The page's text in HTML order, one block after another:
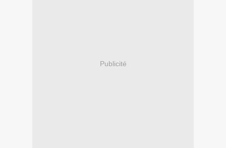
Publicité